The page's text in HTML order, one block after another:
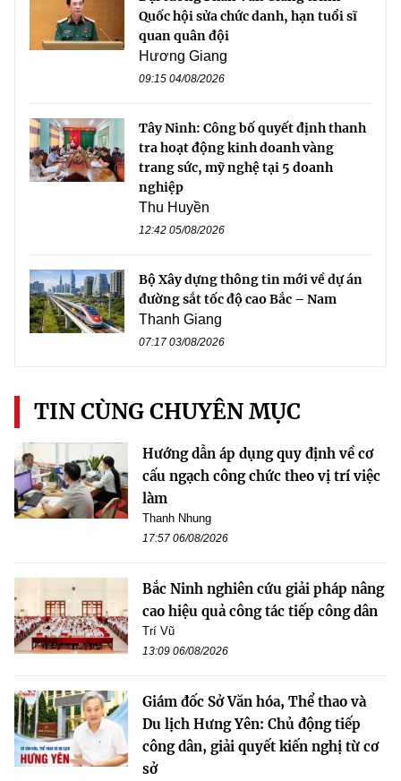
Quốc hội sửa chức danh, hạn tuổi sĩ
quan quân đội
Hương Giang
09:15 04/08/2026
Tây Ninh: Công bố quyết định thanh
tra hoạt động kinh doanh vàng
trang sức, mỹ nghệ tại 5 doanh
nghiệp
Thu Huyền
12:42 05/08/2026
Bộ Xây dựng thông tin mới về dự án
đường sắt tốc độ cao Bắc – Nam
Thanh Giang
07:17 03/08/2026
TIN CÙNG CHUYÊN MỤC
Hướng dẫn áp dụng quy định về cơ
cấu ngạch công chức theo vị trí việc
làm
Thanh Nhung
17:57 06/08/2026
Bắc Ninh nghiên cứu giải pháp nâng
cao hiệu quả công tác tiếp công dân
Trí Vũ
13:09 06/08/2026
Giám đốc Sở Văn hóa, Thể thao và
Du lịch Hưng Yên: Chủ động tiếp
công dân, giải quyết kiến nghị từ cơ
sở